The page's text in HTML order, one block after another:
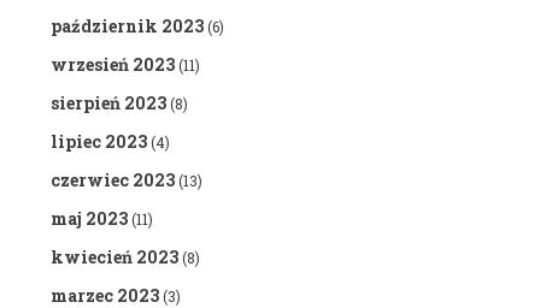
październik 2023(6)
wrzesień 2023(11)
sierpień 2023(8)
lipiec 2023(4)
czerwiec 2023(13)
maj 2023(11)
kwiecień 2023(8)
marzec 2023(3)